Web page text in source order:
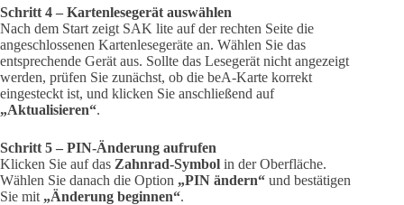
Schritt 4 – Kartenlesegerät auswählen
Nach dem Start zeigt SAK lite auf der rechten Seite die
angeschlossenen Kartenlesegeräte an. Wählen Sie das
entsprechende Gerät aus. Sollte das Lesegerät nicht angezeigt
werden, prüfen Sie zunächst, ob die beA-Karte korrekt
eingesteckt ist, und klicken Sie anschließend auf
„Aktualisieren“.
Schritt 5 – PIN-Änderung aufrufen
Klicken Sie auf das Zahnrad-Symbol in der Oberfläche.
Wählen Sie danach die Option „PIN ändern“ und bestätigen
Sie mit „Änderung beginnen“.